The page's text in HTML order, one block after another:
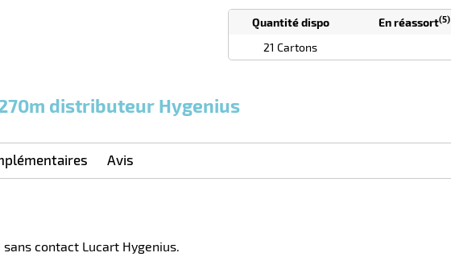
commande
Tarif
selon
Carton
plus :
Cartons
:
Cartons
:
Quantité dispo En réassort(5)
21 Cartons
distributeur Hygenius
Avis
contact Lucart Hygenius.